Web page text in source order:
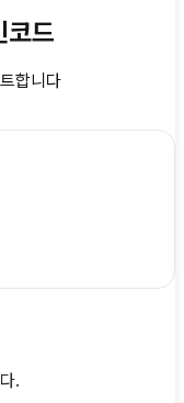
드
합니다
.